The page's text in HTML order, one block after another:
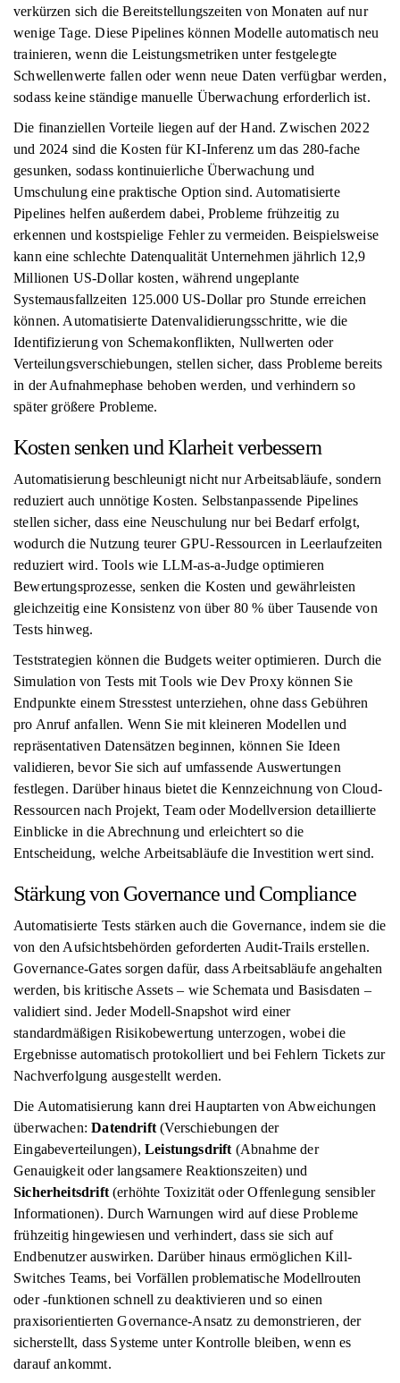
verkürzen sich die Bereitstellungszeiten von Monaten auf nur
wenige Tage. Diese Pipelines können Modelle automatisch neu
trainieren, wenn die Leistungsmetriken unter festgelegte
Schwellenwerte fallen oder wenn neue Daten verfügbar werden,
sodass keine ständige manuelle Überwachung erforderlich ist.
Die finanziellen Vorteile liegen auf der Hand. Zwischen 2022
und 2024 sind die Kosten für KI-Inferenz um das 280-fache
gesunken, sodass kontinuierliche Überwachung und
Umschulung eine praktische Option sind. Automatisierte
Pipelines helfen außerdem dabei, Probleme frühzeitig zu
erkennen und kostspielige Fehler zu vermeiden. Beispielsweise
kann eine schlechte Datenqualität Unternehmen jährlich 12,9
Millionen US-Dollar kosten, während ungeplante
Systemausfallzeiten 125.000 US-Dollar pro Stunde erreichen
können. Automatisierte Datenvalidierungsschritte, wie die
Identifizierung von Schemakonflikten, Nullwerten oder
Verteilungsverschiebungen, stellen sicher, dass Probleme bereits
in der Aufnahmephase behoben werden, und verhindern so
später größere Probleme.
Kosten senken und Klarheit verbessern
Automatisierung beschleunigt nicht nur Arbeitsabläufe, sondern
reduziert auch unnötige Kosten. Selbstanpassende Pipelines
stellen sicher, dass eine Neuschulung nur bei Bedarf erfolgt,
wodurch die Nutzung teurer GPU-Ressourcen in Leerlaufzeiten
reduziert wird. Tools wie LLM-as-a-Judge optimieren
Bewertungsprozesse, senken die Kosten und gewährleisten
gleichzeitig eine Konsistenz von über 80 % über Tausende von
Tests hinweg.
Teststrategien können die Budgets weiter optimieren. Durch die
Simulation von Tests mit Tools wie Dev Proxy können Sie
Endpunkte einem Stresstest unterziehen, ohne dass Gebühren
pro Anruf anfallen. Wenn Sie mit kleineren Modellen und
repräsentativen Datensätzen beginnen, können Sie Ideen
validieren, bevor Sie sich auf umfassende Auswertungen
festlegen. Darüber hinaus bietet die Kennzeichnung von Cloud-
Ressourcen nach Projekt, Team oder Modellversion detaillierte
Einblicke in die Abrechnung und erleichtert so die
Entscheidung, welche Arbeitsabläufe die Investition wert sind.
Stärkung von Governance und Compliance
Automatisierte Tests stärken auch die Governance, indem sie die
von den Aufsichtsbehörden geforderten Audit-Trails erstellen.
Governance-Gates sorgen dafür, dass Arbeitsabläufe angehalten
werden, bis kritische Assets – wie Schemata und Basisdaten –
validiert sind. Jeder Modell-Snapshot wird einer
standardmäßigen Risikobewertung unterzogen, wobei die
Ergebnisse automatisch protokolliert und bei Fehlern Tickets zur
Nachverfolgung ausgestellt werden.
Die Automatisierung kann drei Hauptarten von Abweichungen
überwachen:Datendrift(Verschiebungen der
Eingabeverteilungen), Leistungsdrift(Abnahme der
Genauigkeit oder langsamere Reaktionszeiten) und
Sicherheitsdrift(erhöhte Toxizität oder Offenlegung sensibler
Informationen). Durch Warnungen wird auf diese Probleme
frühzeitig hingewiesen und verhindert, dass sie sich auf
Endbenutzer auswirken. Darüber hinaus ermöglichen Kill-
Switches Teams, bei Vorfällen problematische Modellrouten
oder -funktionen schnell zu deaktivieren und so einen
praxisorientierten Governance-Ansatz zu demonstrieren, der
sicherstellt, dass Systeme unter Kontrolle bleiben, wenn es
darauf ankommt.